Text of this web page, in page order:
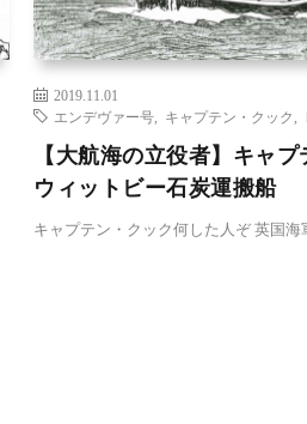
2019.11.01
エンデヴァー号
キャプテン・クック
【大航海の立役者】キャ
ウィットビー石炭運搬船
キャプテン・クック何した人ぞ 英国海